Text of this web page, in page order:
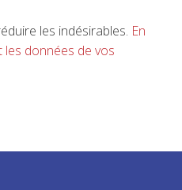
les indésirables. En
données de vos